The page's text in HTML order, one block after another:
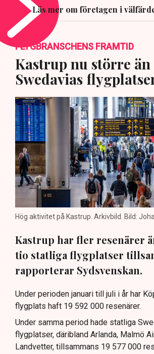
Läs mer om företagen i
FLYGBRANSCHENS FRAMTID
Kastrup nu större
Swedavias
Hög aktivitet på Kastrup. Arkivbild. Bild:
Kastrup har fler resenärer
tio statliga flygplatser
rapporterar Sydsvenskan.
Under perioden januari till juli i år har
flygplats haft 19 592 000 resenärer.
Under samma period hade statliga
flygplatser, däribland Arlanda, Malmö
Landvetter, tillsammans 19 577 000